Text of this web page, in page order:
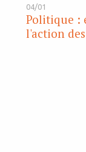
04/01
Politique :
l'action